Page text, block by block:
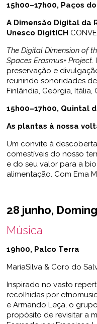
15h00–17h00, Paços
A Dimensão Digital da
Unesco DigitICH
The Digital Dimension of
Spaces Erasmus+ Project.
preservação e
reunindo sonoridades
Finlândia, Geórgia,
15h00–17h00, Quintal
As plantas à nossa
Um convite à
comestíveis do nosso
e do seu valor para a
alimentação. Com Ema
28 junho,
Música
19h00, Palco Terra
MariaSilva & Coro do
Inspirado no vasto
recolhidas por
e Armando Leça, o
propósito de revisitar a